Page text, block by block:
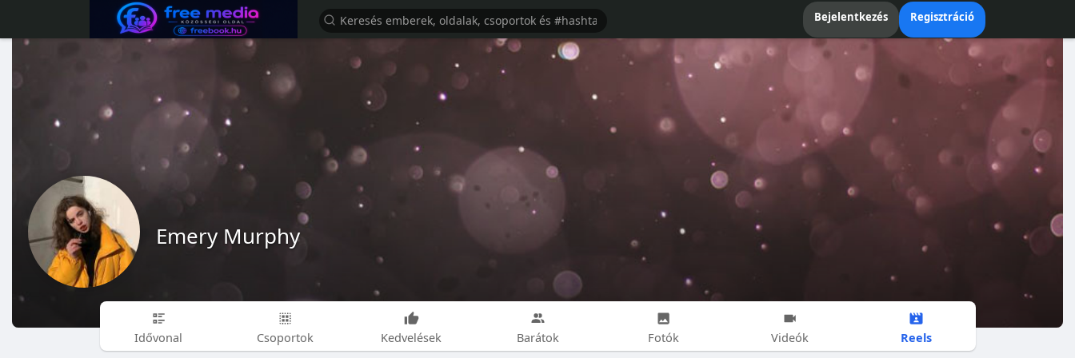
Bejelentkezés Regisztráció
Emery Murphy
Idővonal Csoportok Kedvelések Barátok Fotók Videók Reels